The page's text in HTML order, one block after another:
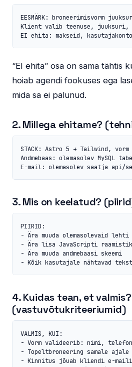
EESMÄRK: broneerimisvorm
Klient valib teenuse, juuksuri,
EI ehita: makseid,
“EI ehita” osa on sama tähtis
hoiab agendi fookuses ega
mida sa ei palunud.
2. Millega ehitame?
STACK: Astro 5 + Tailwind, vorm
Andmebaas: olemasolev MySQL
E-mail: olemasolev saatja api/
3. Mis on keelatud?
PIIRID:
- Ära muuda olemasolevaid
- Ära lisa JavaScripti
- Ära muuda andmebaasi skeemi
- Kõik kasutajale nähtavad
4. Kuidas tean, et valmis?
(vastuvõtukriteeriumid)
VALMIS, KUI:
- Vorm valideerib: nimi,
- Topeltbroneering samale ajale
- Kinnitus jõuab kliendi e-